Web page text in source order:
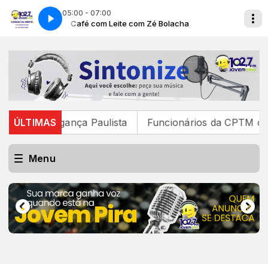
05:00 - 07:00
Café com Leite com Zé Bolacha
ÚLTIMAS
Bragança Paulista Funcionários da CPTM
Menu